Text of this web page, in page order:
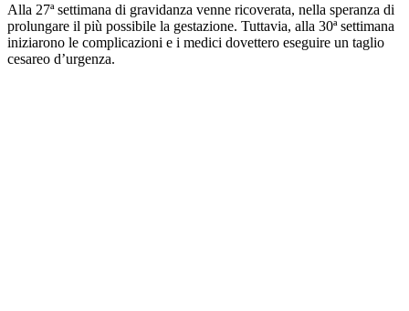
Alla 27ª settimana di gravidanza venne ricoverata, nella speranza di
prolungare il più possibile la gestazione. Tuttavia, alla 30ª settimana
iniziarono le complicazioni e i medici dovettero eseguire un taglio
cesareo d’urgenza.